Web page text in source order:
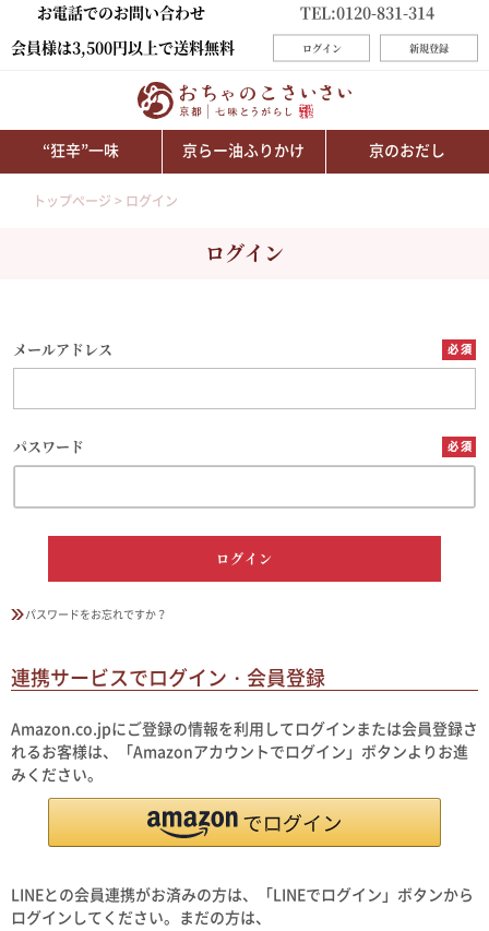
お電話でのお問い合わせ
TEL:0120-831-314
会員様は3,500円以上で送料無料
ログイン 新規登録
“狂辛”一味 京らー油ふりかけ 京のおだし
トップページ ログイン
ログイン
メールアドレス
パスワード
ログイン
パスワードをお忘れですか？
連携サービスでログイン・会員登録
Amazon.co.jpにご登録の情報を利用してログインまたは会員登録さ
れるお客様は、「Amazonアカウントでログイン」ボタンよりお進
みください。
LINEとの会員連携がお済みの方は、「LINEでログイン」ボタンから
ログインしてください。まだの方は、